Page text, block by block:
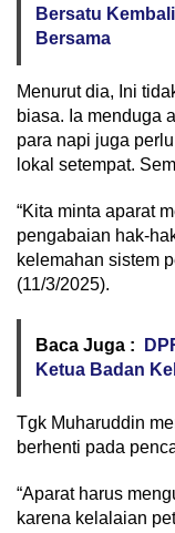
Bersatu
Bersama
Menurut dia, Ini
biasa. Ia menduga
para napi juga
lokal setempat.
“Kita minta aparat
pengabaian hak-
kelemahan sistem
(11/3/2025).
Baca Juga :
Ketua Badan
Tgk Muharuddin
berhenti pada
“Aparat harus
karena kelalaian